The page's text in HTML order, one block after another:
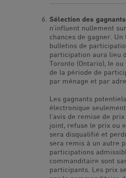
Sélection des
n’influent nullement
chances de gagner.
bulletins de
participation aura lieu
Toronto (Ontario), le
de la période de
par ménage et par
Les gagnants
électronique
l’avis de remise de
joint, refuse le prix ou
sera disqualifié et
sera remis à un autre
participations
commanditaire sont
participants. Les prix